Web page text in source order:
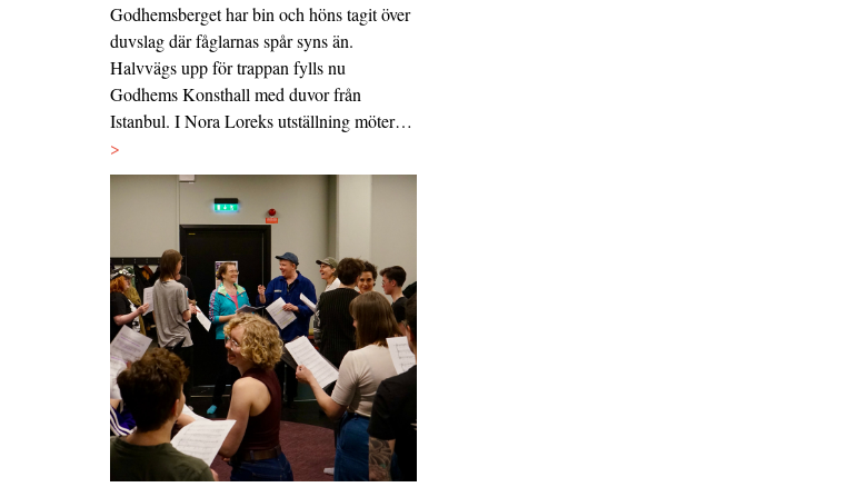
Godhemsberget har bin och höns tagit över
duvslag där fåglarnas spår syns än.
Halvvägs upp för trappan fylls nu
Godhems Konsthall med duvor från
Istanbul. I Nora Loreks utställning möter…
>